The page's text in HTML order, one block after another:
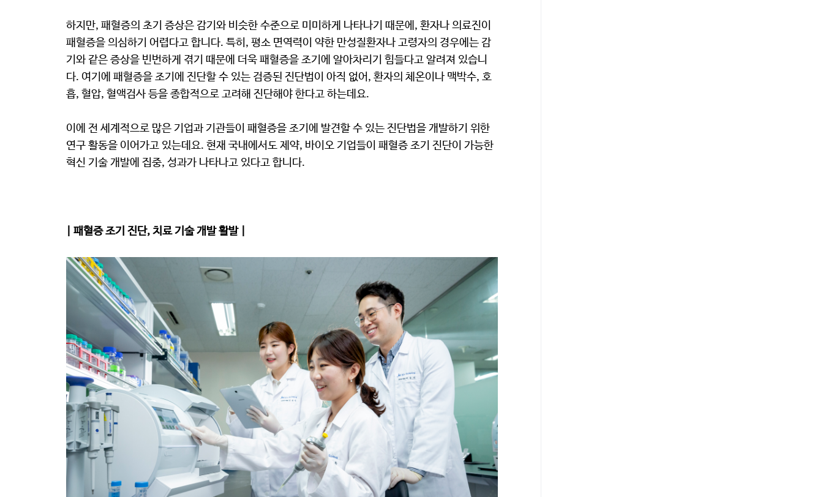
하지만, 패혈증의 초기 증상은 감기와 비슷한 수준으로 미미하게 나타나기 때문에, 환자나 의료진이
패혈증을 의심하기 어렵다고 합니다. 특히, 평소 면역력이 약한 만성질환자나 고령자의 경우에는 감
기와 같은 증상을 빈번하게 겪기 때문에 더욱 패혈증을 조기에 알아차리기 힘들다고 알려져 있습니
다. 여기에 패혈증을 조기에 진단할 수 있는 검증된 진단법이 아직 없어, 환자의 체온이나 맥박수, 호
흡, 혈압, 혈액검사 등을 종합적으로 고려해 진단해야 한다고 하는데요.
이에 전 세계적으로 많은 기업과 기관들이 패혈증을 조기에 발견할 수 있는 진단법을 개발하기 위한
연구 활동을 이어가고 있는데요. 현재 국내에서도 제약, 바이오 기업들이 패혈증 조기 진단이 가능한
혁신 기술 개발에 집중, 성과가 나타나고 있다고 합니다.
| 패혈증 조기 진단, 치료 기술 개발 활발 |